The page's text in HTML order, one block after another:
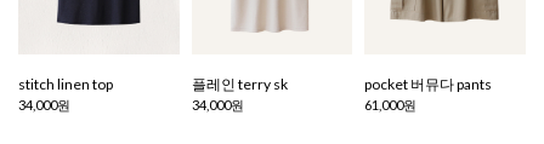
stitch linen top
34,000원
플레인 terry sk
34,000원
pocket 버뮤다 pants
61,000원